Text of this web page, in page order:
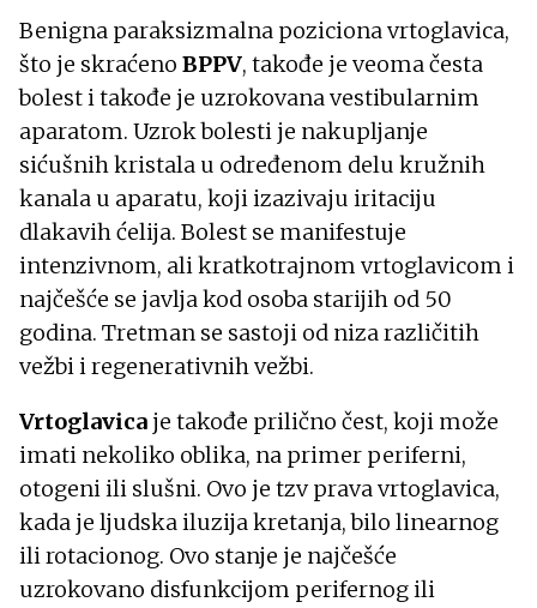
Benigna paraksizmalna poziciona vrtoglavica,
što je skraćeno BPPV, takođe je veoma česta
bolest i takođe je uzrokovana vestibularnim
aparatom. Uzrok bolesti je nakupljanje
sićušnih kristala u određenom delu kružnih
kanala u aparatu, koji izazivaju iritaciju
dlakavih ćelija. Bolest se manifestuje
intenzivnom, ali kratkotrajnom vrtoglavicom i
najčešće se javlja kod osoba starijih od 50
godina. Tretman se sastoji od niza različitih
vežbi i regenerativnih vežbi.
Vrtoglavica je takođe prilično čest, koji može
imati nekoliko oblika, na primer periferni,
otogeni ili slušni. Ovo je tzv prava vrtoglavica,
kada je ljudska iluzija kretanja, bilo linearnog
ili rotacionog. Ovo stanje je najčešće
uzrokovano disfunkcijom perifernog ili